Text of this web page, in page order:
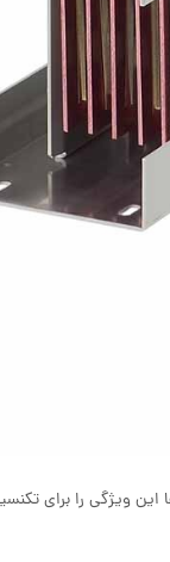
این ویژگی را برای